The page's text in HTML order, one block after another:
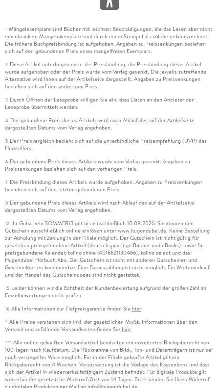
1 Mängelexemplare sind Bücher mit leichten Beschädigungen, die das Lesen aber nicht
einschränken. Mängelexemplare sind durch einen Stempel als solche gekennzeichnet.
Die frühere Buchpreisbindung ist aufgehoben. Angaben zu Preissenkungen beziehen
sich auf den gebundenen Preis eines mangelfreien Exemplars.
2 Diese Artikel unterliegen nicht der Preisbindung, die Preisbindung dieser Artikel
wurde aufgehoben oder der Preis wurde vom Verlag gesenkt. Die jeweils zutreffende
Alternative wird Ihnen auf der Artikelseite dargestellt. Angaben zu Preissenkungen
beziehen sich auf den vorherigen Preis.
3 Durch Öffnen der Leseprobe willigen Sie ein, dass Daten an den Anbieter der
Leseprobe übermittelt werden.
4 Der gebundene Preis dieses Artikels wird nach Ablauf des auf der Artikelseite
dargestellten Datums vom Verlag angehoben.
5 Der Preisvergleich bezieht sich auf die unverbindliche Preisempfehlung (UVP) des
Herstellers.
6 Der gebundene Preis dieses Artikels wurde vom Verlag gesenkt. Angaben zu
Preissenkungen beziehen sich auf den vorherigen Preis.
7 Die Preisbindung dieses Artikels wurde aufgehoben. Angaben zu Preissenkungen
beziehen sich auf den letzten gebundenen Preis.
8 Der gebundene Preis dieses Artikels wird nach Ablauf des auf der Artikelseite
dargestellten Datums vom Verlag angehoben.
12 Ihr Gutschein SOMMER13 gilt bis einschließlich 10.08.2026. Sie können den
Gutschein ausschließlich online einlösen unter www.hugendubel.de. Keine Bestellung
zur Abholung mit Zahlung in der Filiale möglich. Der Gutschein ist nicht gültig für
gesetzlich preisgebundene Artikel (deutschsprachige Bücher und eBooks) sowie für
preisgebundene Kalender, tolino shine (4016621130466), tolino select und das
Hugendubel Hörbuch Abo. Der Gutschein ist nicht mit anderen Gutscheinen und
Geschenkkarten kombinierbar. Eine Barauszahlung ist nicht möglich. Ein Weiterverkauf
und der Handel des Gutscheincodes sind nicht gestattet.
15 Leider können wir die Echtheit der Kundenbewertung aufgrund der großen Zahl an
Einzelbewertungen nicht prüfen.
16 Alle Informationen zur Tiefpreisgarantie finden Sie hier
* Alle Preise verstehen sich inkl. der gesetzlichen MwSt. Informationen über den
Versand und anfallende Versandkosten finden Sie hier
*** Alle online gekauften Versandartikel beinhalten ein erweitertes Rückgaberecht von
100 Tagen nach Kaufdatum. Die Rücknahme von Bild-, Ton- und Datenträgern ist nur bei
noch versiegelter Ware möglich. Für in der Filiale gekaufte Artikel gilt ein
Rückgaberecht von 4 Wochen. Voraussetzung ist die Vorlage des Kassenbons und dass
sich der Artikel in wiederverkaufsfähigem Zustand befindet. Für digitale Produkte gilt
weiterhin die gesetzliche Widerrufsfrist von 14 Tagen. Bitte senden Sie Ihren Widerruf